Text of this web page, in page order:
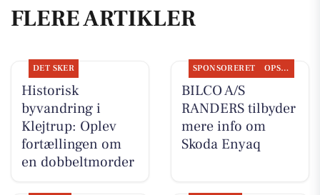
FLERE ARTIKLER
DET SKER
Historisk
byvandring i
Klejtrup: Oplev
fortællingen om
en dobbeltmorder
SPONSORERET OPSLAGSTAVLEN
BILCO A/S
RANDERS tilbyder
mere info om
Skoda Enyaq